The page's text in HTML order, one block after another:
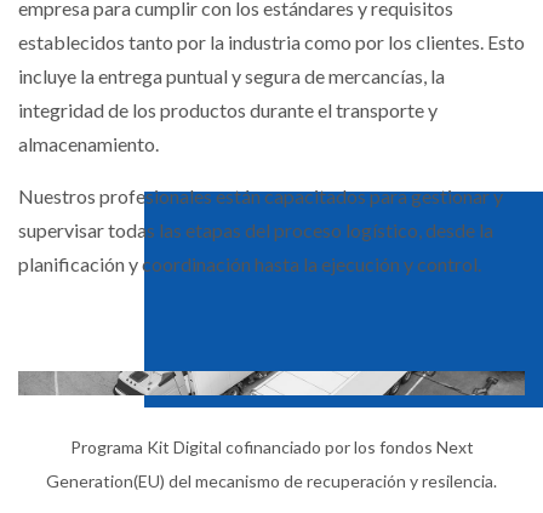
empresa para cumplir con los estándares y requisitos
establecidos tanto por la industria como por los clientes. Esto
incluye la entrega puntual y segura de mercancías, la
integridad de los productos durante el transporte y
almacenamiento.
Nuestros profesionales están capacitados para gestionar y
supervisar todas las etapas del proceso logístico, desde la
planificación y coordinación hasta la ejecución y control.
Programa Kit Digital cofinanciado por los fondos Next
Generation(EU) del mecanismo de recuperación y resilencia.